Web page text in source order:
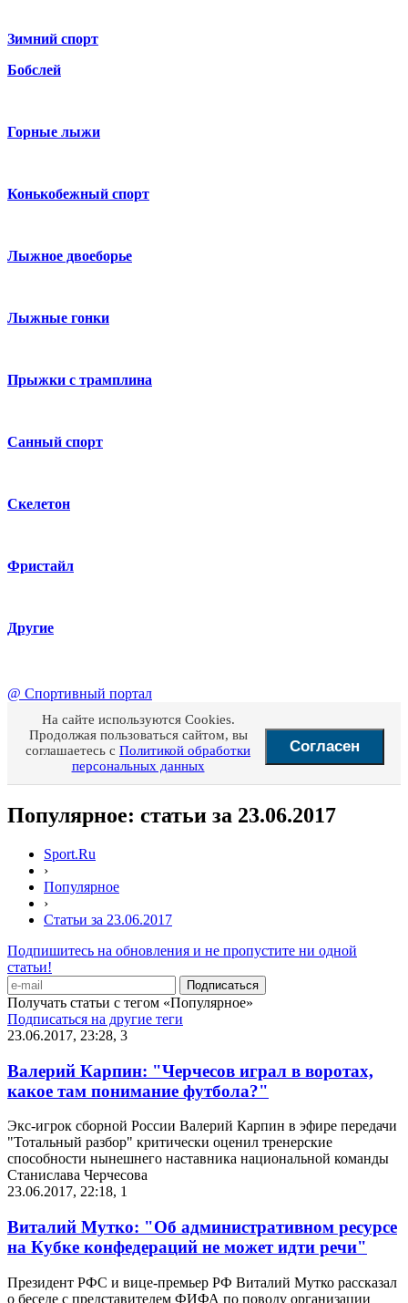
Зимний спорт
Бобслей
Горные лыжи
Конькобежный спорт
Лыжное двоеборье
Лыжные гонки
Прыжки с трамплина
Санный спорт
Скелетон
Фристайл
Другие
@ Спортивный портал
На сайте используются Cookies.
Продолжая пользоваться сайтом, вы
соглашаетесь с Политикой обработки
персональных данных
Согласен
Популярное: статьи за 23.06.2017
Sport.Ru
›
Популярное
›
Статьи за 23.06.2017
Подпишитесь на обновления и не пропустите ни одной
статьи!
Получать статьи с тегом «Популярное»
Подписаться на другие теги
23.06.2017, 23:28, 3
Валерий Карпин: "Черчесов играл в воротах,
какое там понимание футбола?"
Экс-игрок сборной России Валерий Карпин в эфире передачи
"Тотальный разбор" критически оценил тренерские
способности нынешнего наставника национальной команды
Станислава Черчесова
23.06.2017, 22:18, 1
Виталий Мутко: "Об административном ресурсе
на Кубке конфедераций не может идти речи"
Президент РФС и вице-премьер РФ Виталий Мутко рассказал
о беседе с представителем ФИФА по поводу организации